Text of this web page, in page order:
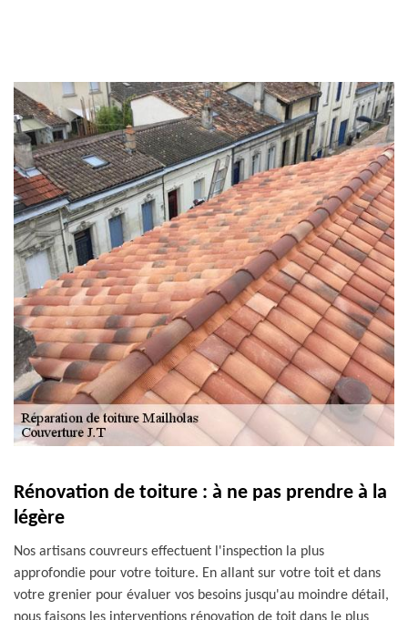
Rénovation de toiture : à ne pas prendre à la
légère
Nos artisans couvreurs effectuent l'inspection la plus
approfondie pour votre toiture. En allant sur votre toit et dans
votre grenier pour évaluer vos besoins jusqu'au moindre détail,